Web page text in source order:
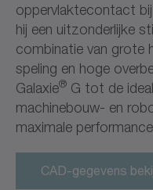
oppervlaktecontact
hij een uitzonderlijke
combinatie van grote
speling en hoge
Galaxie® G tot de
machinebouw- en
maximale
CAD-gegevens